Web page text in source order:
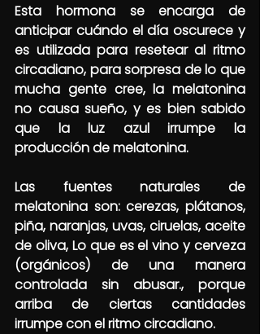
Esta hormona se encarga de
anticipar cuándo el día oscurece y
es utilizada para resetear al ritmo
circadiano, para sorpresa de lo que
mucha gente cree, la melatonina
no causa sueño, y es bien sabido
que la luz azul irrumpe la
producción de melatonina.
Las fuentes naturales de
melatonina son: cerezas, plátanos,
piña, naranjas, uvas, ciruelas, aceite
de oliva, Lo que es el vino y cerveza
(orgánicos) de una manera
controlada sin abusar., porque
arriba de ciertas cantidades
irrumpe con el ritmo circadiano.